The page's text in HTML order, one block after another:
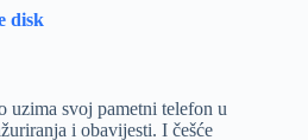
disk
uzima svoj pametni telefon u
i obavijesti. I češće